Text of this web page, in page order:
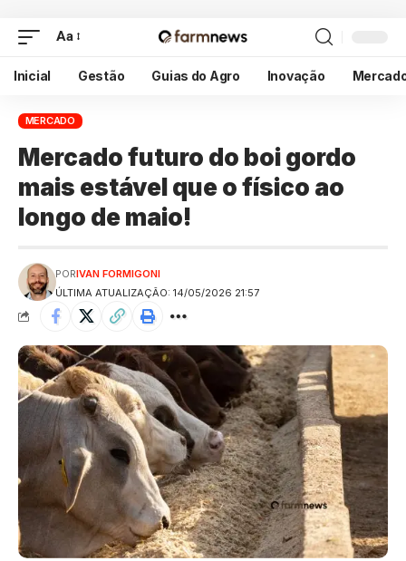
Aa
Inicial Gestão Guias do Agro Inovação
MERCADO
Mercado futuro do boi gordo
mais estável que o físico ao
longo de maio!
ÚLTIMA ATUALIZAÇÃO: 14/05/2026 21:57
PORIVAN FORMIGONI